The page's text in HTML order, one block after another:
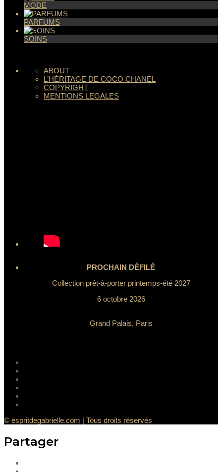
MODE
PARFUMS
SOINS
ABOUT
L’HÉRITAGE DE COCO CHANEL
COPYRIGHT
MENTIONS LEGALES
PROCHAIN DÉFILÉ
Collection prêt-à-porter printemps-été 2027
6 octobre 2026
Grand Palais, Paris
© espritdegabrielle.com | Tous droits réservés
Partager